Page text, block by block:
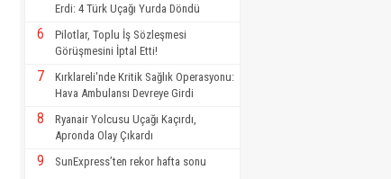
Erdi: 4 Türk Uçağı Yurda Döndü
6
Pilotlar, Toplu İş Sözleşmesi
Görüşmesini İptal Etti!
7
Kırklareli'nde Kritik Sağlık Operasyonu:
Hava Ambulansı Devreye Girdi
8
Ryanair Yolcusu Uçağı Kaçırdı,
Apronda Olay Çıkardı
9 SunExpress’ten rekor hafta sonu